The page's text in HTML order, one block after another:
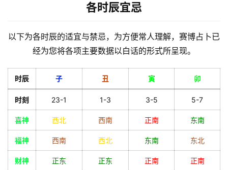
员
各时辰宜忌
以下为各时辰的适宜与禁忌，为方便常人理解，赛博占卜已
经为您将各项主要数据以白话的形式所呈现。
时辰 子 丑 寅 卯
时刻 23-1 1-3 3-5 5-7
喜神 西北 西南 正南 东南
福神 西南 西北 东南 东北
财神 正东 正东 正南 正南